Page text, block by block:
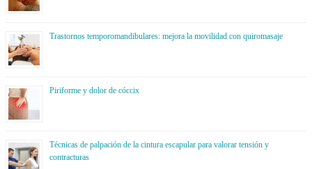
Trastornos temporomandibulares: mejora la movilidad con quiromasaje
Piriforme y dolor de cóccix
Técnicas de palpación de la cintura escapular para valorar tensión y
contracturas